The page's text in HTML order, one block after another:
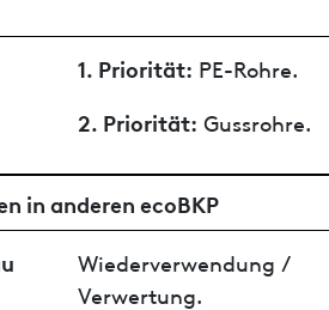
1. Priorität: PE-Rohre.
2. Priorität: Gussrohre.
in anderen ecoBKP
Wiederverwendung /
Verwertung.